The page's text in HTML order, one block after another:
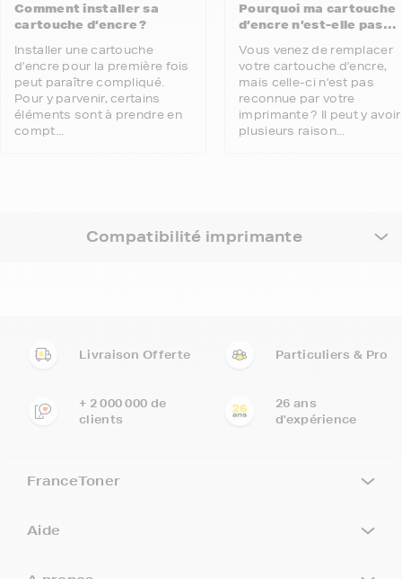
Comment installer sa
cartouche d’encre ?
Installer une cartouche
d’encre pour la première fois
peut paraître compliqué.
Pour y parvenir, certains
éléments sont à prendre en
compt...
Pourquoi ma cartouche
d’encre n’est-elle pas
imprimante ?
Vous venez de remplacer
votre cartouche d’encre,
mais celle-ci n’est pas
reconnue par votre
imprimante ? Il peut y avoir
plusieurs raison...
Compatibilité imprimante
Livraison Offerte Particuliers & Pro
+ 2 000 000 de
clients
26 ans
d'expérience
FranceToner
Aide